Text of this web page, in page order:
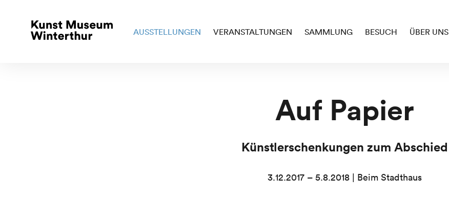
AUSSTELLUNGEN VERANSTALTUNGEN SAMMLUNG BESUCH ÜBER UNS
Auf Papier
Künstlerschenkungen zum Abschied
3.12.2017 – 5.8.2018 | Beim Stadthaus